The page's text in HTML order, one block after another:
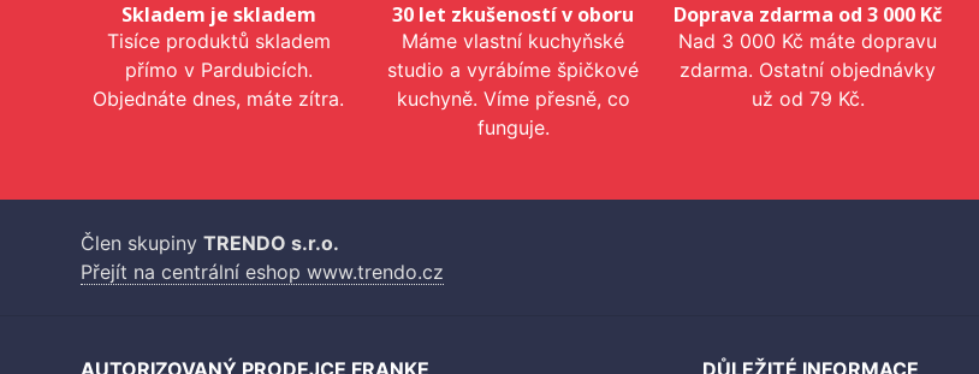
Skladem je skladem
Tisíce produktů skladem
přímo v Pardubicích.
Objednáte dnes, máte zítra.
30 let zkušeností v oboru
Máme vlastní kuchyňské
studio a vyrábíme špičkové
kuchyně. Víme přesně, co
funguje.
Doprava zdarma od 3 000 Kč
Nad 3 000 Kč máte dopravu
zdarma. Ostatní objednávky
už od 79 Kč.
Člen skupiny TRENDO s.r.o.
Přejít na centrální eshop www.trendo.cz